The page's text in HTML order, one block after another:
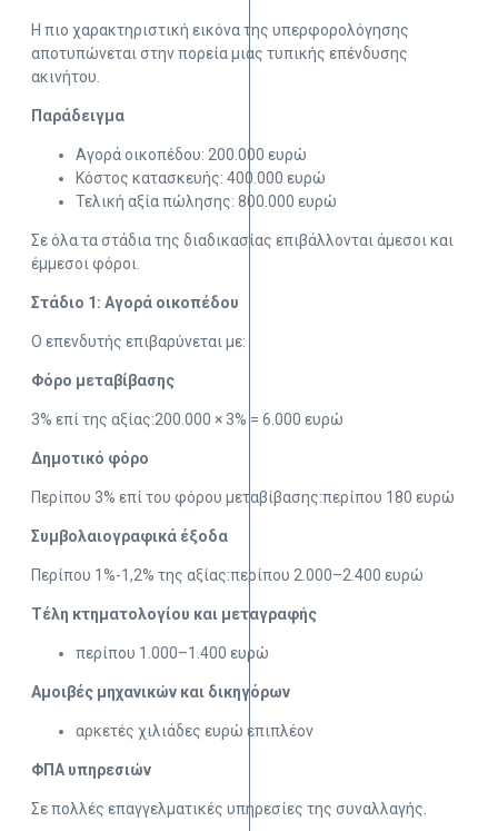
Η πιο χαρακτηριστική εικόνα της υπερφορολόγησης
αποτυπώνεται στην πορεία μιας τυπικής επένδυσης
ακινήτου.
Παράδειγμα
Αγορά οικοπέδου: 200.000 ευρώ
Κόστος κατασκευής: 400.000 ευρώ
Τελική αξία πώλησης: 800.000 ευρώ
Σε όλα τα στάδια της διαδικασίας επιβάλλονται άμεσοι και
έμμεσοι φόροι.
Στάδιο 1: Αγορά οικοπέδου
Ο επενδυτής επιβαρύνεται με:
Φόρο μεταβίβασης
3% επί της αξίας:200.000 × 3% = 6.000 ευρώ
Δημοτικό φόρο
Περίπου 3% επί του φόρου μεταβίβασης:περίπου 180 ευρώ
Συμβολαιογραφικά έξοδα
Περίπου 1%-1,2% της αξίας:περίπου 2.000–2.400 ευρώ
Τέλη κτηματολογίου και μεταγραφής
περίπου 1.000–1.400 ευρώ
Αμοιβές μηχανικών και δικηγόρων
αρκετές χιλιάδες ευρώ επιπλέον
ΦΠΑ υπηρεσιών
Σε πολλές επαγγελματικές υπηρεσίες της συναλλαγής.